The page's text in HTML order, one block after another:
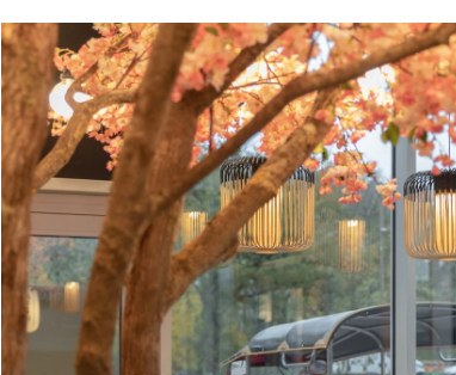
Restaurants, hôtels, magasins…les professionnels
de conseils pouroptimiser leurs espacesetcréer
fonctionnel et agréable, pour leurs clients comme
Petite ou grande structure, votrearchitecte
Cousinard, vous fait bénéficier de toute son
professionnel.